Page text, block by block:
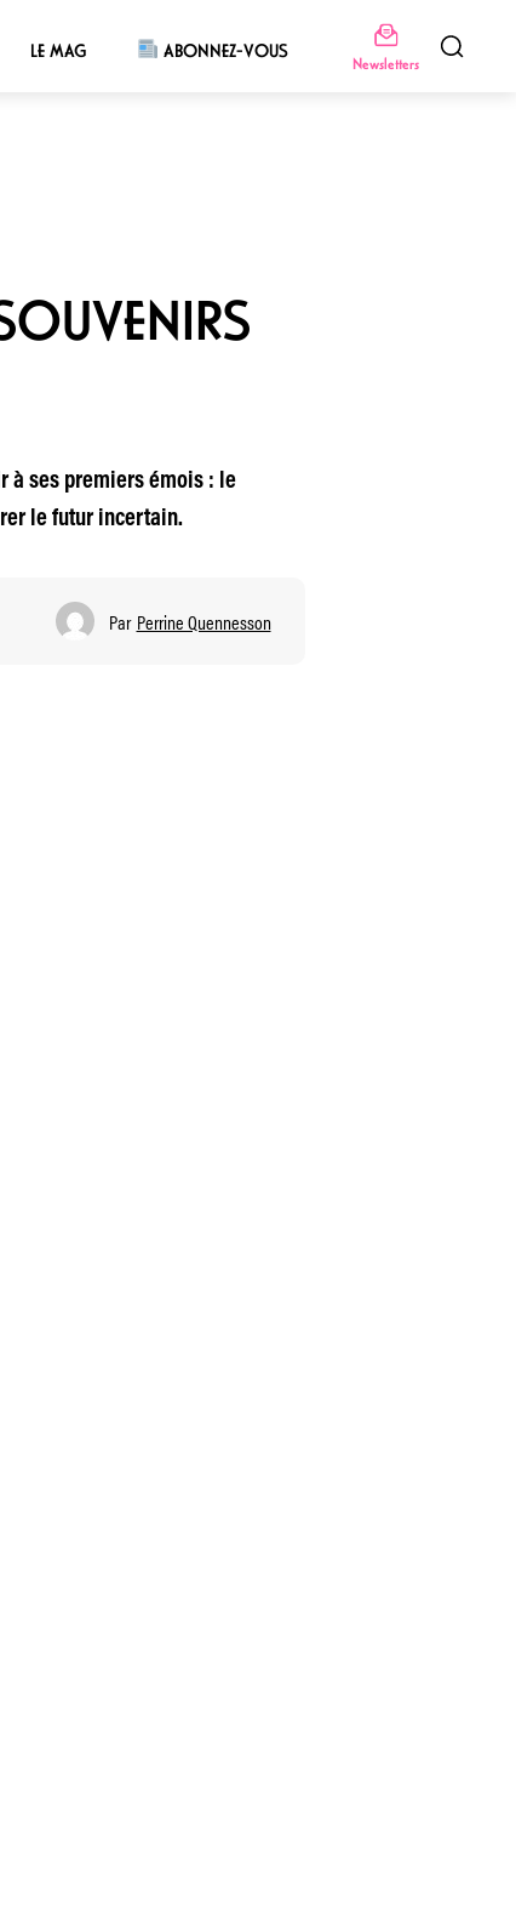
LE MAG ABONNEZ-VOUS
Newsletters
à ses premiers émois : le
le futur incertain.
Par Perrine Quennesson